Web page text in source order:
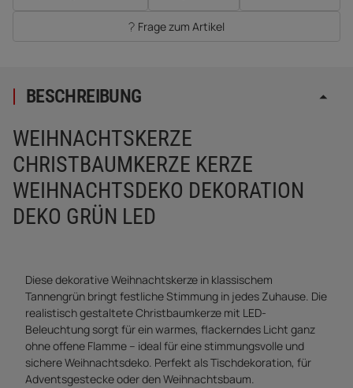
Frage zum Artikel
BESCHREIBUNG
WEIHNACHTSKERZE
CHRISTBAUMKERZE KERZE
WEIHNACHTSDEKO DEKORATION
DEKO GRÜN LED
Diese dekorative Weihnachtskerze in klassischem
Tannengrün bringt festliche Stimmung in jedes Zuhause. Die
realistisch gestaltete Christbaumkerze mit LED-
Beleuchtung sorgt für ein warmes, flackerndes Licht ganz
ohne offene Flamme – ideal für eine stimmungsvolle und
sichere Weihnachtsdeko. Perfekt als Tischdekoration, für
Adventsgestecke oder den Weihnachtsbaum.